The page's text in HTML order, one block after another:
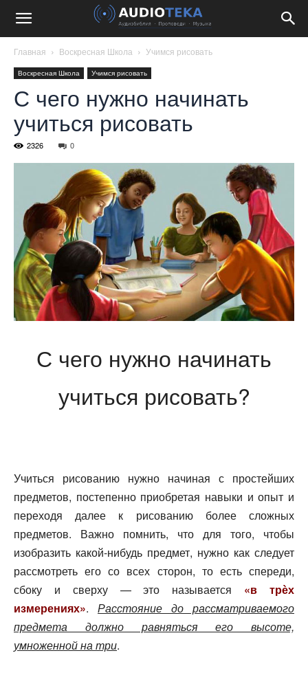
Главная Воскресная Школа Учимся рисовать
Воскресная Школа Учимся рисовать
С чего нужно начинать
учиться рисовать
2326 0
С чего нужно начинать
учиться рисовать?
Учиться рисованию нужно начиная с простейших
предметов, постепенно приобретая навыки и опыт и
переходя далее к рисованию более сложных
предметов. Важно помнить, что для того, чтобы
изобразить какой-нибудь предмет, нужно как следует
рассмотреть его со всех сторон, то есть спереди,
сбоку и сверху — это называется «в трѐх
измерениях». Расстояние до рассматриваемого
предмета должно равняться его высоте,
умноженной на три.